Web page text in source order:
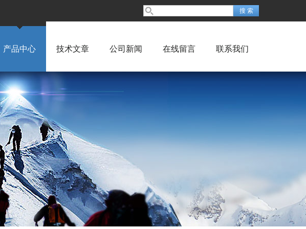
产品中心 技术文章 公司新闻 在线留言 联系我们